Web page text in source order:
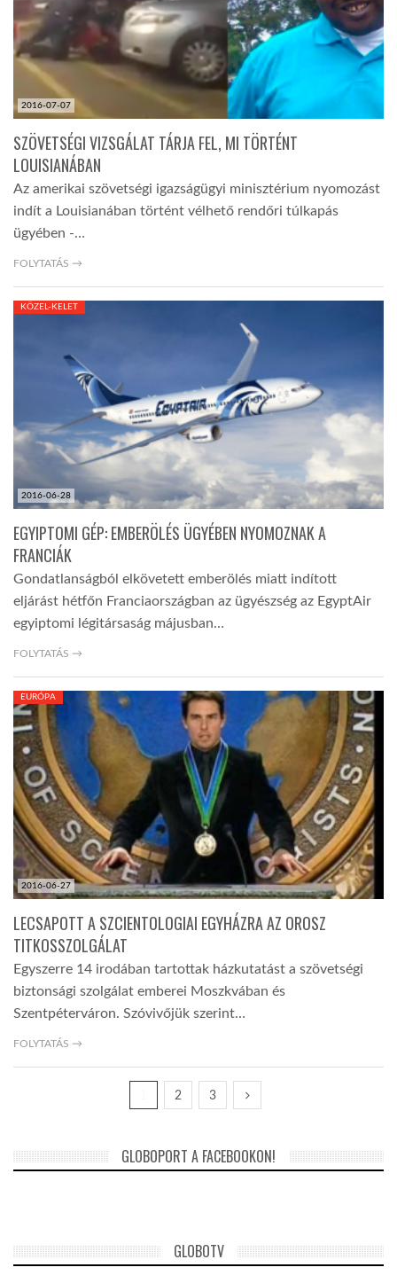
2016-07-07
SZÖVETSÉGI VIZSGÁLAT TÁRJA FEL, MI TÖRTÉNT
LOUISIANÁBAN
Az amerikai szövetségi igazságügyi minisztérium nyomozást
indít a Louisianában történt vélhető rendőri túlkapás
ügyében -…
FOLYTATÁS →
2016-06-28
KÖZEL-KELET
EGYIPTOMI GÉP: EMBERÖLÉS ÜGYÉBEN NYOMOZNAK A
FRANCIÁK
Gondatlanságból elkövetett emberölés miatt indított
eljárást hétfőn Franciaországban az ügyészség az EgyptAir
egyiptomi légitársaság májusban…
FOLYTATÁS →
2016-06-27
EURÓPA
LECSAPOTT A SZCIENTOLOGIAI EGYHÁZRA AZ OROSZ
TITKOSSZOLGÁLAT
Egyszerre 14 irodában tartottak házkutatást a szövetségi
biztonsági szolgálat emberei Moszkvában és
Szentpéterváron. Szóvivőjük szerint…
FOLYTATÁS →
2 3
GLOBOPORT A FACEBOOKON!
GLOBOTV